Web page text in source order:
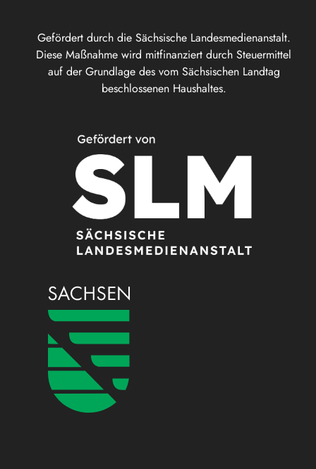
Gefördert durch die Sächsische Landesmedienanstalt.
Diese Maßnahme wird mitfinanziert durch Steuermittel
auf der Grundlage des vom Sächsischen Landtag
beschlossenen Haushaltes.